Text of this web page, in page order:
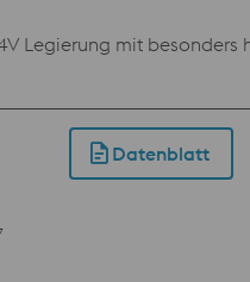
Legierung mit
Datenblatt